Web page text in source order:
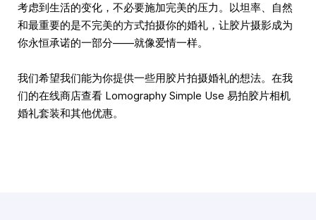
考虑到生活的变化，不必要施加完美的压力。以坦率、自然
和最重要的是不完美的方式拍摄你的婚礼，让胶片摄影成为
你永恒承诺的一部分——就像爱情一样。
我们希望我们能为你提供一些用胶片拍摄婚礼的想法。在我
们的在线商店查看 Lomography Simple Use 易拍胶片相机
婚礼套装和其他优惠。